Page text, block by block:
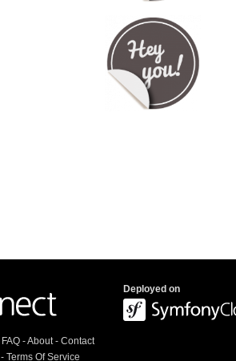
FAQ -About- Contact
- Terms Of Service
Deployed on